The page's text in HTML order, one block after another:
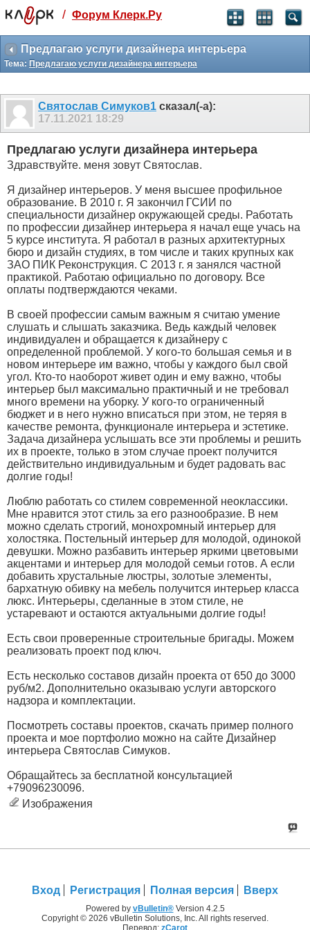
Святые угодники, Клерк без рекламы
прекрасен:)
месяц
3 месяца
259
₽
-10%
499 ₽
-15%
/ Форум Клерк.Ру
Предлагаю услуги дизайнера интерьера
Тема: Предлагаю услуги дизайнера интерьера
Святослав Симуков1 сказал(-а):
17.11.2021 18:29
Предлагаю услуги дизайнера интерьера
Здравствуйте. меня зовут Святослав.
Я дизайнер интерьеров. У меня высшее профильное
образование. В 2010 г. Я закончил ГСИИ по
специальности дизайнер окружающей среды. Работать
по профессии дизайнер интерьера я начал еще учась на
5 курсе института. Я работал в разных архитектурных
бюро и дизайн студиях, в том числе и таких крупных как
ЗАО ПИК Реконструкция. С 2013 г. я занялся частной
практикой. Работаю официально по договору. Все
оплаты подтверждаются чеками.
В своей профессии самым важным я считаю умение
слушать и слышать заказчика. Ведь каждый человек
индивидуален и обращается к дизайнеру с
определенной проблемой. У кого-то большая семья и в
новом интерьере им важно, чтобы у каждого был свой
угол. Кто-то наоборот живет один и ему важно, чтобы
интерьер был максимально практичный и не требовал
много времени на уборку. У кого-то ограниченный
бюджет и в него нужно вписаться при этом, не теряя в
качестве ремонта, функционале интерьера и эстетике.
Задача дизайнера услышать все эти проблемы и решить
их в проекте, только в этом случае проект получится
действительно индивидуальным и будет радовать вас
долгие годы!
Люблю работать со стилем современной неоклассики.
Мне нравится этот стиль за его разнообразие. В нем
можно сделать строгий, монохромный интерьер для
холостяка. Постельный интерьер для молодой, одинокой
девушки. Можно разбавить интерьер яркими цветовыми
акцентами и интерьер для молодой семьи готов. А если
добавить хрустальные люстры, золотые элементы,
бархатную обивку на мебель получится интерьер класса
люкс. Интерьеры, сделанные в этом стиле, не
устаревают и остаются актуальными долгие годы!
Есть свои проверенные строительные бригады. Можем
реализовать проект под ключ.
Есть несколько составов дизайн проекта от 650 до 3000
руб/м2. Дополнительно оказываю услуги авторского
надзора и комплектации.
Посмотреть составы проектов, скачать пример полного
проекта и мое портфолио можно на сайте Дизайнер
интерьера Святослав Симуков.
Обращайтесь за бесплатной консультацией
+79096230096.
Изображения
Вход Регистрация Полная версия Вверх
Powered by vBulletin®Version 4.2.5
Copyright © 2026 vBulletin Solutions, Inc. All rights reserved.